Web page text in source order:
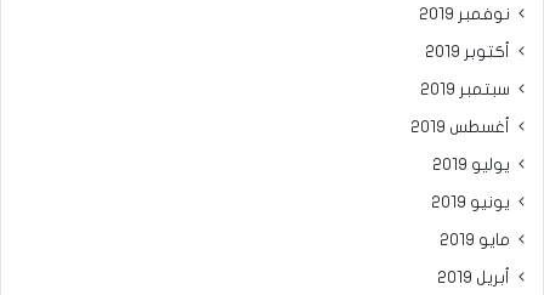
نوفمبر 2019
أكتوبر 2019
سبتمبر 2019
أغسطس 2019
يوليو 2019
يونيو 2019
مايو 2019
أبريل 2019